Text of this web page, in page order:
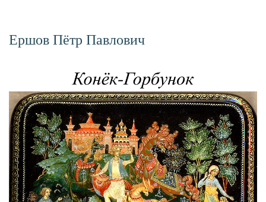
Ершов Пётр Павлович